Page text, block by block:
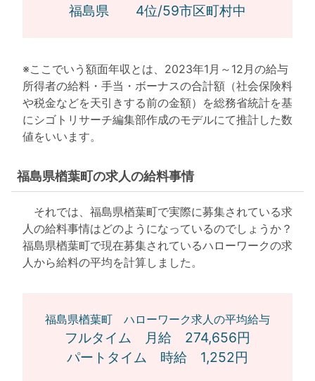
福島県 4位/59市区町村中
※ここでいう額面年収とは、2023年1月～12月の給与
所得者の給料・手当・ボーナスの合計額（社会保険料
や税金などを天引きする前の金額）を総務省統計を基
にシゴトリサーチ編集部作成のモデルにて推計した数
値をいいます。
福島県楢葉町の求人の給料事情
それでは、福島県楢葉町で実際に募集されている求
人の給料事情はどのようになっているのでしょうか？
福島県楢葉町で現在募集されているハローワークの求
人から給料の平均を計算しました。
福島県楢葉町 ハローワーク求人の平均給与
フルタイム 月給 274,656円
パートタイム 時給 1,252円